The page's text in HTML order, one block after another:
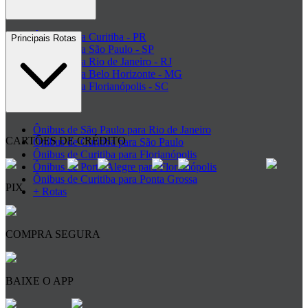
Ônibus para Curitiba - PR
Ônibus para São Paulo - SP
Ônibus para Rio de Janeiro - RJ
Ônibus para Belo Horizonte - MG
Ônibus para Florianópolis - SC
Principais Rotas
Ônibus de São Paulo para Rio de Janeiro
Ônibus de Curitiba para São Paulo
Ônibus de Curitiba para Florianópolis
Ônibus de Porto Alegre para Florianópolis
Ônibus de Curitiba para Ponta Grossa
+ Rotas
CARTÕES DE CRÉDITO
PIX
COMPRA SEGURA
BAIXE O APP